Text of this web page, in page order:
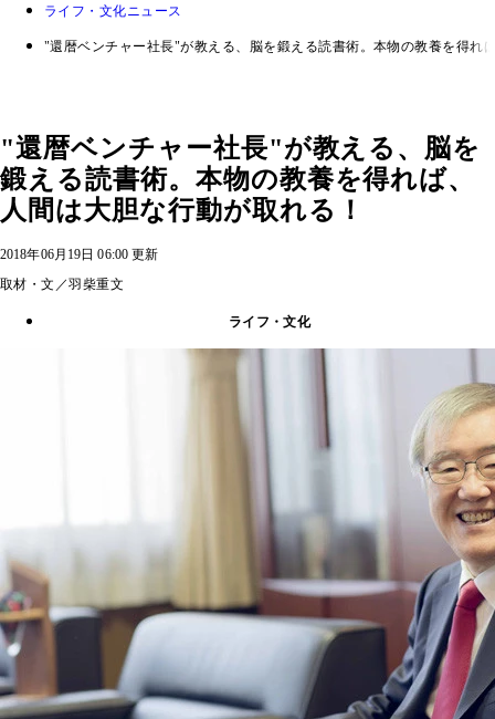
ライフ・文化ニュース
"還暦ベンチャー社長"が教える、脳を鍛える読書術。本物の教養を得れ
"還暦ベンチャー社長"が教える、脳を
鍛える読書術。本物の教養を得れば、
人間は大胆な行動が取れる！
2018年06月19日 06:00 更新
取材・文／羽柴重文
ライフ・文化